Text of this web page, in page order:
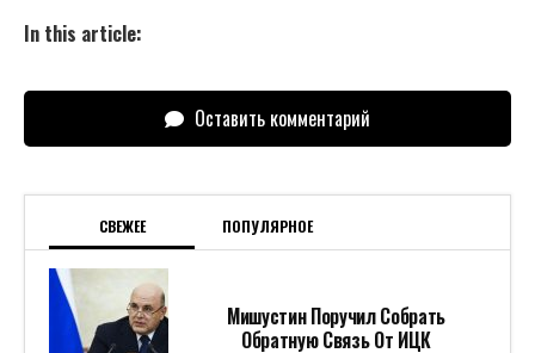
In this article:
Оставить комментарий
СВЕЖЕЕ ПОПУЛЯРНОЕ
Мишустин Поручил Собрать
Обратную Связь От ИЦК